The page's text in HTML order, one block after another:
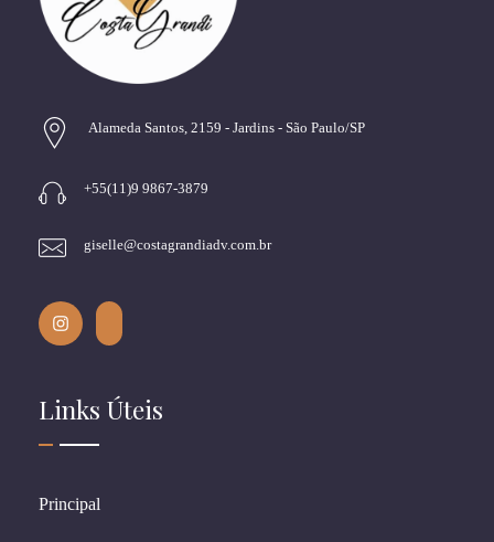
Alameda Santos, 2159 - Jardins - São Paulo/SP
+55(11)9 9867-3879
giselle@costagrandiadv.com.br
Links Úteis
Principal